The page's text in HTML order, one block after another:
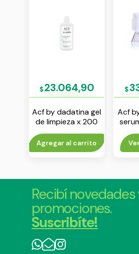
$23.064,90
Acf by dadatina gel
de limpieza x 200
ml
Agregar al carrito
$
Acf
Recibí novedades
promociones.
Suscribíte!